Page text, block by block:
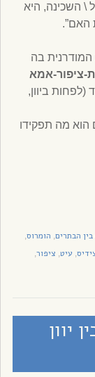
\ השכינה, היא
האם”.
המודרנית בה
ציפור-אמא
ביוון,
מה תפקידו
הבתרים, הומרוס,
, עיט, ציפור,
יוון